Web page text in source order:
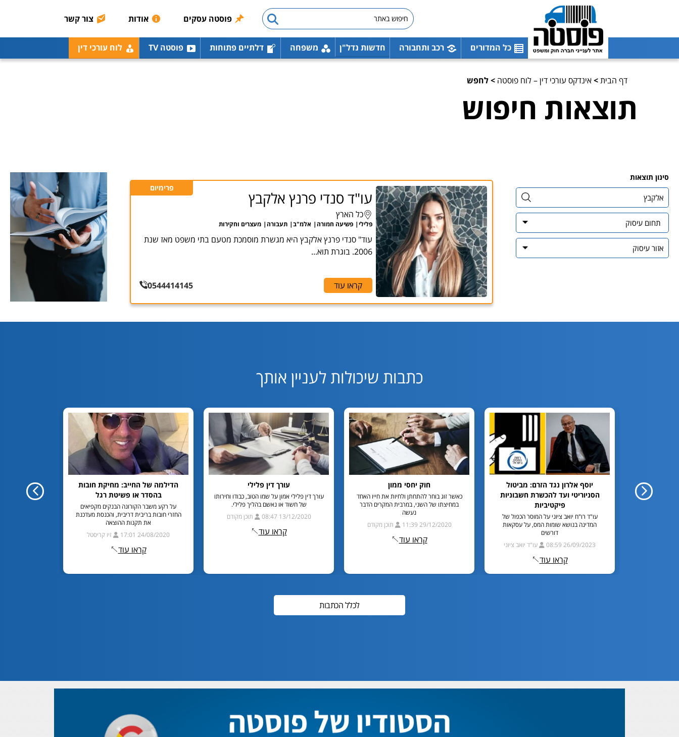
פוסטה עסקים אודות צור קשר
כל המדורים רכב ותחבורה חדשות נדל"ן משפחה דלתיים פתוחות פוסטה TV לוח עורכי דין
דף הבית>אינדקס עורכי דין – לוח פוסטה >לחפש
תוצאות חיפוש
סינון תוצאות
תחום עיסוק
אזור
עיסוק
פרימיום
עו"ד סנדי פרנץ אלקבץ
כל הארץ
פלילי פשיעה חמורה אלמ"ב תעבורה מעצרים וחקירות
עוד" סנדי פרנץ אלקבץ היא מגשרת מוסמכת מטעם בתי משפט מאז שנת
2006. בוגרת תוא...
קראו עוד 0544414145
כתבות שיכולות לעניין אותך
חיפוש?
יוסף אלרון נגד הזרם: מביטול
הסניוריטי ועד להכשרת חשבוניות
פיקטיביות
עו"ד רו"ח יואב ציוני על המוסר הכפול של
המדינה בנושא שומות המס, על עסקאות
דורשים
26/09/2023 08:59
עו"ד יואב ציוני
קראו עוד
חוק יחסי ממון
כאשר זוג בוחר להתחתן ולחיות את חייו האחד
במחיצתו של השני, במרבית המקרים הדבר
נעשה
29/12/2020 11:39
תוכן מקודם
קראו עוד
עורך דין פלילי
עורך דין פלילי אמון על שמו הטוב, כבודו וחירותו
של חשוד או נאשם בהליך פלילי.
13/12/2020 08:47
תוכן מקודם
קראו עוד
הדילמה של החייב: מחיקת חובות
בהסדר או פשיטת רגל
על רקע משבר הקורונה הבנקים מקפיאים
החזרי חובות בריבית דריבית, והכנסת מעדכנת
את תקנות ההוצאה
24/08/2020 17:01
זיו קריסטל
קראו עוד
פרויקטים של
לכלל הכתבות